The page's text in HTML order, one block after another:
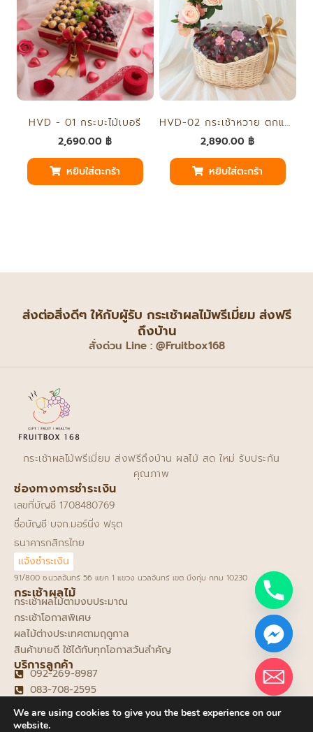
HVD-02 กระเช้าหวาย ตกแต่งดอกไม้ประดิษฐ์
2,890.00฿
หยิบใส่ตะกร้า
HVD - 01 กระบะไม้เบอรี่
2,690.00฿
หยิบใส่ตะกร้า
ส่งต่อสิ่งดีๆ ให้กับผู้รับ กระเช้าผลไม้พรีเมี่ยม ส่งฟรี
ถึงบ้าน
สั่งด่วน Line : @Fruitbox168
กระเช้าผลไม้พรีเมี่ยม ส่งฟรีถึงบ้าน ผลไม้ สด ใหม่ รับประกัน
คุณภาพ
ช่องทางการชำระเงิน
เลขที่บัญชี 1708480769
ชื่อบัญชี บจก.มอร์นิ่ง ฟรุต
ธนาคารกสิกรไทย
เเจ้งชำระเงิน
91/800 ซ.นวลจันทร์ 56 แยก 1 แขวง นวลจันทร์ เขต บึงกุ่ม กทม 10230
กระเช้าผลไม้
กระเช้าผลไม้ตามงบประมาณ
กระเช้าโอกาสพิเศษ
ผลไม้ต่างประเทศตามฤดูกาล
สินค้าขายดี ใช้ได้กับทุกโอกาสวันสำคัญ
บริการลูกค้า
092-269-8987
083-708-2595
fruitboxthailand@gmail.com
@Fruitbox168
We are using cookies to give you the best experience on our
website.